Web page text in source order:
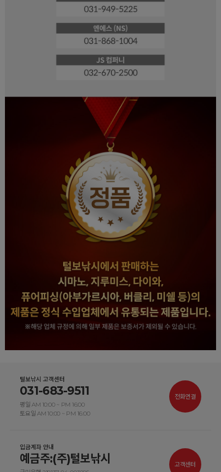
털보낚시 고객센터
031-683-9511
평일 AM 10:00 ~ PM 16:00
토요일 AM 10:00 ~ PM 16:00
전화연결
입금계좌 안내
예금주:(주)털보낚시 고객센터